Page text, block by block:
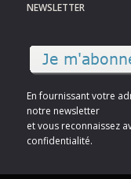
NEWSLETTER
En fournissant votre
notre newsletter
et vous reconnaissez
confidentialité.